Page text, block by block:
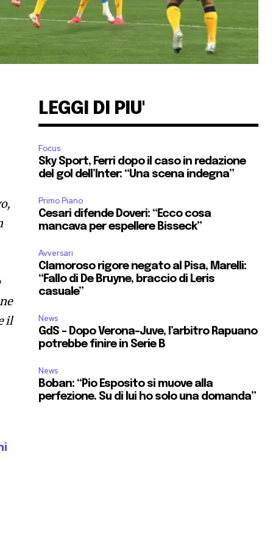
il
LEGGI DI PIU'
Focus
Sky Sport, Ferri dopo il caso in redazione
del gol dell’Inter: “Una scena indegna”
Primo Piano
Cesari difende Doveri: “Ecco cosa
mancava per espellere Bisseck”
Avversari
Clamoroso rigore negato al Pisa, Marelli:
“Fallo di De Bruyne, braccio di Leris
casuale”
News
GdS – Dopo Verona-Juve, l’arbitro Rapuano
potrebbe finire in Serie B
News
Boban: “Pio Esposito si muove alla
perfezione. Su di lui ho solo una domanda”